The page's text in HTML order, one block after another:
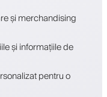
și merchandising
și informațiile de
pentru o